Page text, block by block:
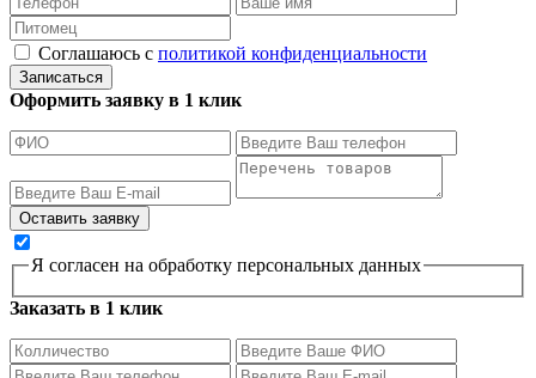
Соглашаюсь с политикой конфиденциальности
Записаться
Оформить заявку в 1 клик
Я согласен на обработку персональных данных
Заказать в 1 клик